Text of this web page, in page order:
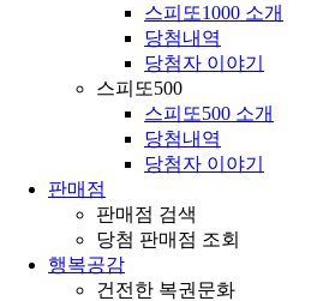
스피또1000 소개
당첨내역
당첨자 이야기
스피또500
스피또500 소개
당첨내역
당첨자 이야기
판매점
판매점 검색
당첨 판매점 조회
행복공감
건전한 복권문화